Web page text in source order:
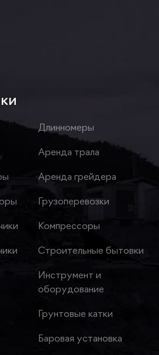
Длинномеры
Аренда трала
Аренда грейдера
Грузоперевозки
Компрессоры
Строительные бытовки
Инструмент и
оборудование
Грунтовые катки
Баровая установка